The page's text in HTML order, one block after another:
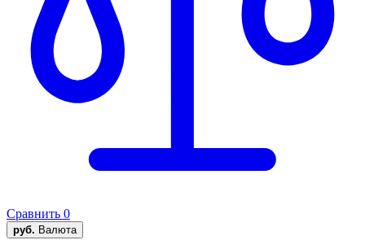
Сравнить 0
руб. Валюта